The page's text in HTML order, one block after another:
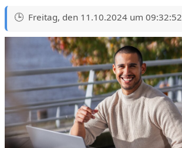
Freitag, den 11.10.2024 um 09:32:52